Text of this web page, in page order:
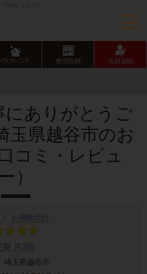
CaSy（カジー）」
ﾊｳｽｸﾘｰﾆﾝｸﾞ 整理収納 会員登録
にありがとうご
玉県越谷市のお
コミ・レビュ
ー）
お掃除代行
期 月2回
埼玉県越谷市